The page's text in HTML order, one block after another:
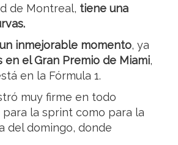
de Montreal, tiene una
inmejorable momento, ya
el Gran Premio de Miami,
en la Fórmula 1.
muy firme en todo
la sprint como para la
del domingo, donde